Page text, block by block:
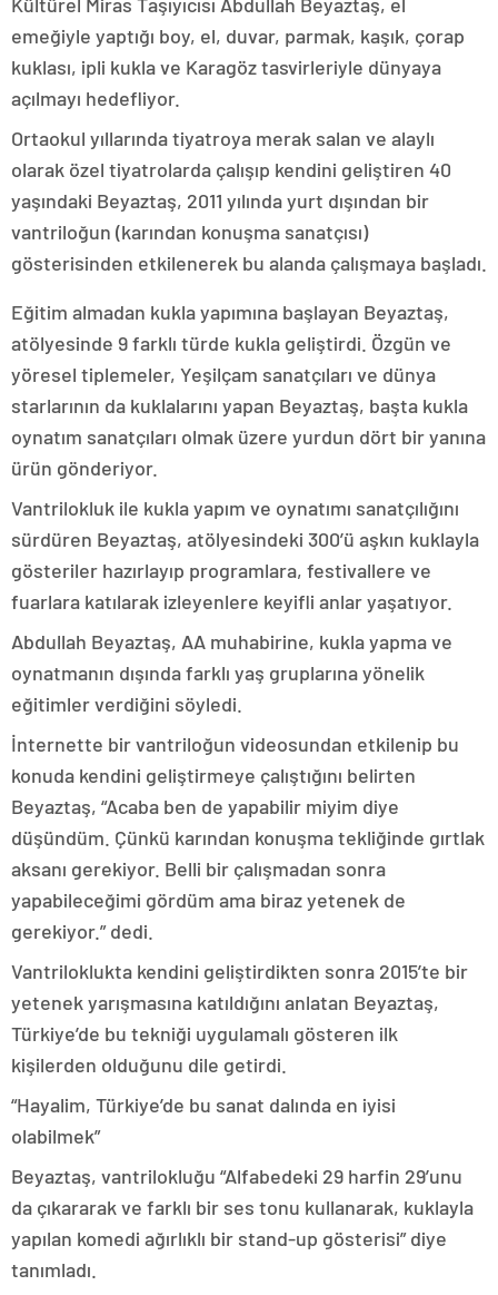
Kültürel Miras Taşıyıcısı Abdullah Beyaztaş, el
emeğiyle yaptığı boy, el, duvar, parmak, kaşık, çorap
kuklası, ipli kukla ve Karagöz tasvirleriyle dünyaya
açılmayı hedefliyor.
Ortaokul yıllarında tiyatroya merak salan ve alaylı
olarak özel tiyatrolarda çalışıp kendini geliştiren 40
yaşındaki Beyaztaş, 2011 yılında yurt dışından bir
vantriloğun (karından konuşma sanatçısı)
gösterisinden etkilenerek bu alanda çalışmaya başladı.
Eğitim almadan kukla yapımına başlayan Beyaztaş,
atölyesinde 9 farklı türde kukla geliştirdi. Özgün ve
yöresel tiplemeler, Yeşilçam sanatçıları ve dünya
starlarının da kuklalarını yapan Beyaztaş, başta kukla
oynatım sanatçıları olmak üzere yurdun dört bir yanına
ürün gönderiyor.
Vantrilokluk ile kukla yapım ve oynatımı sanatçılığını
sürdüren Beyaztaş, atölyesindeki 300’ü aşkın kuklayla
gösteriler hazırlayıp programlara, festivallere ve
fuarlara katılarak izleyenlere keyifli anlar yaşatıyor.
Abdullah Beyaztaş, AA muhabirine, kukla yapma ve
oynatmanın dışında farklı yaş gruplarına yönelik
eğitimler verdiğini söyledi.
İnternette bir vantriloğun videosundan etkilenip bu
konuda kendini geliştirmeye çalıştığını belirten
Beyaztaş, “Acaba ben de yapabilir miyim diye
düşündüm. Çünkü karından konuşma tekliğinde gırtlak
aksanı gerekiyor. Belli bir çalışmadan sonra
yapabileceğimi gördüm ama biraz yetenek de
gerekiyor.” dedi.
Vantriloklukta kendini geliştirdikten sonra 2015’te bir
yetenek yarışmasına katıldığını anlatan Beyaztaş,
Türkiye’de bu tekniği uygulamalı gösteren ilk
kişilerden olduğunu dile getirdi.
“Hayalim, Türkiye’de bu sanat dalında en iyisi
olabilmek”
Beyaztaş, vantrilokluğu “Alfabedeki 29 harfin 29’unu
da çıkararak ve farklı bir ses tonu kullanarak, kuklayla
yapılan komedi ağırlıklı bir stand-up gösterisi” diye
tanımladı.